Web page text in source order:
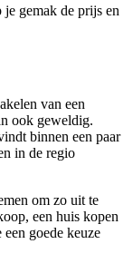
gemak de prijs en
van een
ook geweldig.
binnen een paar
in de regio
om zo uit te
een huis kopen
goede keuze